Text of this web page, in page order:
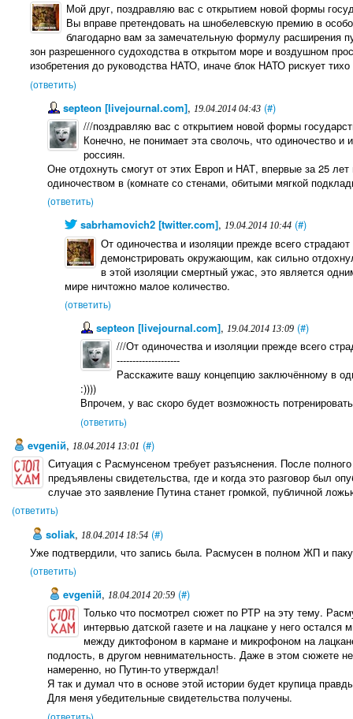
Мой друг, поздравляю вас с открытием новой формы
Вы вправе претендовать на шнобелевскую премию в
благодарно вам за замечательную формулу расширения
зон разрешенного судоходства в открытом море и воздушном
изобретения до руководства НАТО, иначе блок НАТО рискует
(ответить)
septeon [livejournal.com], 19.04.2014 04:43 (#)
///поздравляю вас с открытием новой формы
Конечно, не понимает эта сволочь, что одиночество
россиян.
Оне отдохнуть смогут от этих Европ и НАТ, впервые за 25
одиночеством в (комнате со стенами, обитыми мягкой
(ответить)
sabrhamovich2 [twitter.com], 19.04.2014 10:44 (#)
От одиночества и изоляции прежде всего
демонстрировать окружающим, как сильно
в этой изоляции смертный ужас, это является
мире ничтожно малое количество.
(ответить)
septeon [livejournal.com],19.04.2014 13:09 (#)
///От одиночества и изоляции прежде всего
--------------------
Расскажите вашу концепцию заключённому в
:))))
Впрочем, у вас скоро будет возможность
(ответить)
evgeniй, 18.04.2014 13:01 (#)
Ситуация с Расмунсеном требует разъяснения. После
предъявлены свидетельства, где и когда это разговор был
случае это заявление Путина станет громкой, публичной
(ответить)
soliak, 18.04.2014 18:54 (#)
Уже подтвердили, что запись была. Расмусен в полном ЖП и
(ответить)
evgeniй,18.04.2014 20:59 (#)
Только что посмотрел сюжет по РТР на эту тему.
интервью датской газете и на лацкане у него
между диктофоном в кармане и микрофоном на
подлость, в другом невнимательность. Даже в этом сюжете
намеренно, но Путин-то утверждал!
Я так и думал что в основе этой истории будет крупица
Для меня убедительные свидетельства получены.
(ответить)